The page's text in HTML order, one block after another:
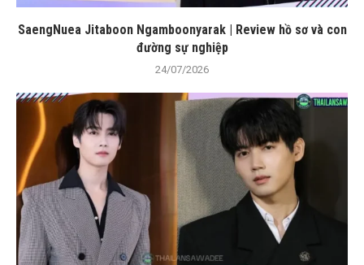
SaengNuea Jitaboon Ngamboonyarak | Review hồ sơ và con
đường sự nghiệp
24/07/2026